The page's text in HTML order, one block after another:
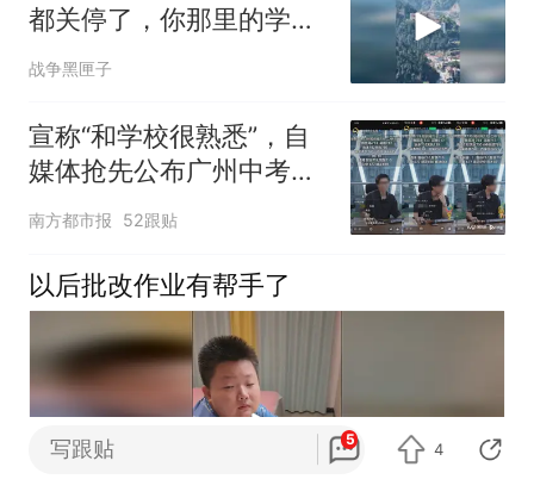
都关停了，你那里的学校
还好吗
战争黑匣子
宣称“和学校很熟悉”，自
媒体抢先公布广州中考录
取分数线，比官方提前半
南方都市报 52跟贴
以后批改作业有帮手了
写跟贴 5
4